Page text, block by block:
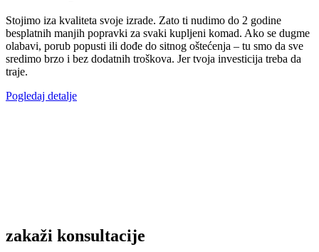
Stojimo iza kvaliteta svoje izrade. Zato ti nudimo do 2 godine
besplatnih manjih popravki za svaki kupljeni komad. Ako se dugme
olabavi, porub popusti ili dođe do sitnog oštećenja – tu smo da sve
sredimo brzo i bez dodatnih troškova. Jer tvoja investicija treba da
traje.
Pogledaj detalje
zakaži konsultacije